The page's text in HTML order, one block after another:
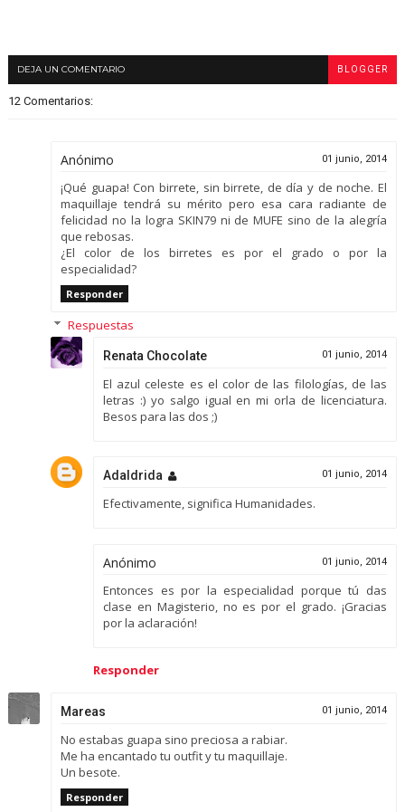
DEJA UN COMENTARIO BLOGGER
12 Comentarios:
Anónimo 01 junio, 2014
¡Qué guapa! Con birrete, sin birrete, de día y de noche. El
maquillaje tendrá su mérito pero esa cara radiante de
felicidad no la logra SKIN79 ni de MUFE sino de la alegría
que rebosas.
¿El color de los birretes es por el grado o por la
especialidad?
Responder
Respuestas
Renata Chocolate 01 junio, 2014
El azul celeste es el color de las filologías, de las
letras :) yo salgo igual en mi orla de licenciatura.
Besos para las dos ;)
Adaldrida 01 junio, 2014
Efectivamente, significa Humanidades.
Anónimo 01 junio, 2014
Entonces es por la especialidad porque tú das
clase en Magisterio, no es por el grado. ¡Gracias
por la aclaración!
Responder
Mareas 01 junio, 2014
No estabas guapa sino preciosa a rabiar.
Me ha encantado tu outfit y tu maquillaje.
Un besote.
Responder